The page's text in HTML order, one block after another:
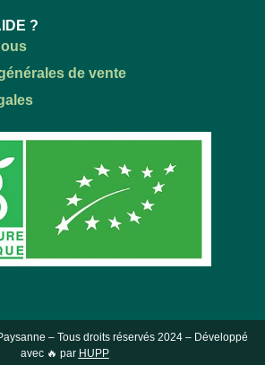
?
de vente
– Tous droits réservés 2024 – Développé
avec 🔥 par HUPP